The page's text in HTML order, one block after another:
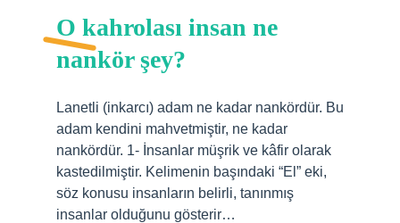
O kahrolası insan ne
nankör şey?
Lanetli (inkarcı) adam ne kadar nankördür. Bu
adam kendini mahvetmiştir, ne kadar
nankördür. 1- İnsanlar müşrik ve kâfir olarak
kastedilmiştir. Kelimenin başındaki “El” eki,
söz konusu insanların belirli, tanınmış
insanlar olduğunu gösterir…